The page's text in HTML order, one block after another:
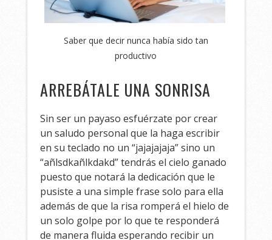
Saber que decir nunca había sido tan
productivo
ARREBÁTALE UNA SONRISA
Sin ser un payaso esfuérzate por crear
un saludo personal que la haga escribir
en su teclado no un “jajajajaja” sino un
“añlsdkañlkdakd” tendrás el cielo ganado
puesto que notará la dedicación que le
pusiste a una simple frase solo para ella
además de que la risa romperá el hielo de
un solo golpe por lo que te responderá
de manera fluida esperando recibir un